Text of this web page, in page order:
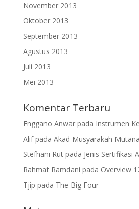
November 2013
Oktober 2013
September 2013
Agustus 2013
Juli 2013
Mei 2013
Komentar Terbaru
Enggano Anwarpada Instrumen
Alifpada Akad Musyarakah
Stefhani Rutpada Jenis Sertifikasi
Rahmat Ramdani pada Overview
Tjip pada The Big Four